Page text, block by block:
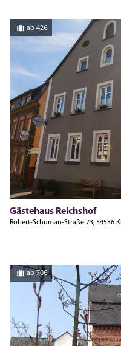
ab 42€
Gästehaus Reichshof
Robert-Schuman-Straße 73, 54536
ab 70€